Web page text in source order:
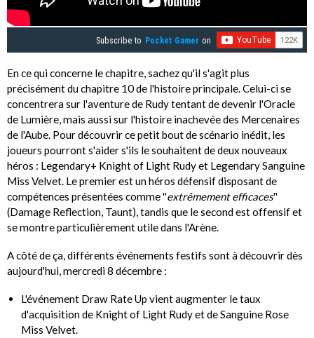
Subscribe to Pocket Gamer on
En ce qui concerne le chapitre, sachez qu'il s'agit plus
précisément du chapitre 10 de l'histoire principale. Celui-ci se
concentrera sur l'aventure de Rudy tentant de devenir l'Oracle
de Lumière, mais aussi sur l'histoire inachevée des Mercenaires
de l'Aube. Pour découvrir ce petit bout de scénario inédit, les
joueurs pourront s'aider s'ils le souhaitent de deux nouveaux
héros : Legendary+ Knight of Light Rudy et Legendary Sanguine
Miss Velvet. Le premier est un héros défensif disposant de
compétences présentées comme ''extrêmement efficaces''
(Damage Reflection, Taunt), tandis que le second est offensif et
se montre particulièrement utile dans l'Arène.
A côté de ça, différents événements festifs sont à découvrir dès
aujourd'hui, mercredi 8 décembre :
L'événement Draw Rate Up vient augmenter le taux
d'acquisition de Knight of Light Rudy et de Sanguine Rose
Miss Velvet.